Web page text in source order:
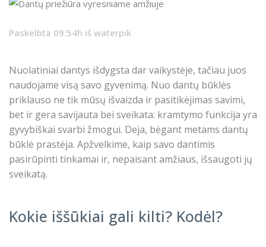
Paskelbta 09:54h iš waterpik
Nuolatiniai dantys išdygsta dar vaikystėje, tačiau juos
naudojame visą savo gyvenimą. Nuo dantų būklės
priklauso ne tik mūsų išvaizda ir pasitikėjimas savimi,
bet ir gera savijauta bei sveikata: kramtymo funkcija yra
gyvybiškai svarbi žmogui. Deja, bėgant metams dantų
būklė prastėja. Apžvelkime, kaip savo dantimis
pasirūpinti tinkamai ir, nepaisant amžiaus, išsaugoti jų
sveikatą.
Kokie iššūkiai gali kilti? Kodėl?